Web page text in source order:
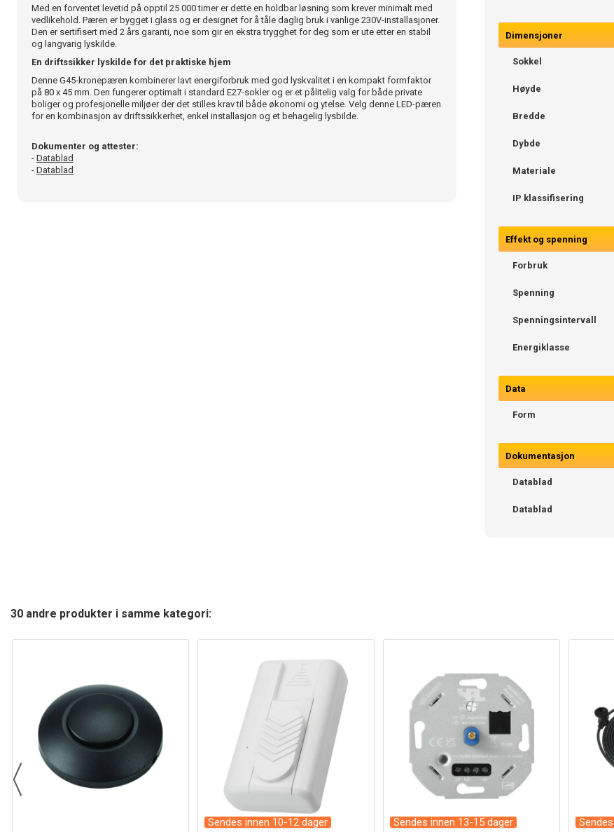
Med en forventet levetid på opptil 25 000 timer er dette en holdbar løsning som krever minimalt med
vedlikehold. Pæren er bygget i glass og er designet for å tåle daglig bruk i vanlige 230V-installasjoner.
Den er sertifisert med 2 års garanti, noe som gir en ekstra trygghet for deg som er ute etter en stabil
og langvarig lyskilde.
En driftssikker lyskilde for det praktiske hjem
Denne G45-kronepæren kombinerer lavt energiforbruk med god lyskvalitet i en kompakt formfaktor
på 80 x 45 mm. Den fungerer optimalt i standard E27-sokler og er et pålitelig valg for både private
boliger og profesjonelle miljøer der det stilles krav til både økonomi og ytelse. Velg denne LED-pæren
for en kombinasjon av driftssikkerhet, enkel installasjon og et behagelig lysbilde.
Dokumenter og attester:
- Datablad
- Datablad
Dimensjoner
Sokkel
Høyde
Bredde
Dybde
Materiale
IP klassifisering
Effekt og spenning
Forbruk
Spenning
Spenningsintervall
Energiklasse
Data
Form
Dokumentasjon
Datablad
Datablad
30 andre produkter i samme kategori:
Sendes innen 10-12 dager Sendes innen 13-15 dager